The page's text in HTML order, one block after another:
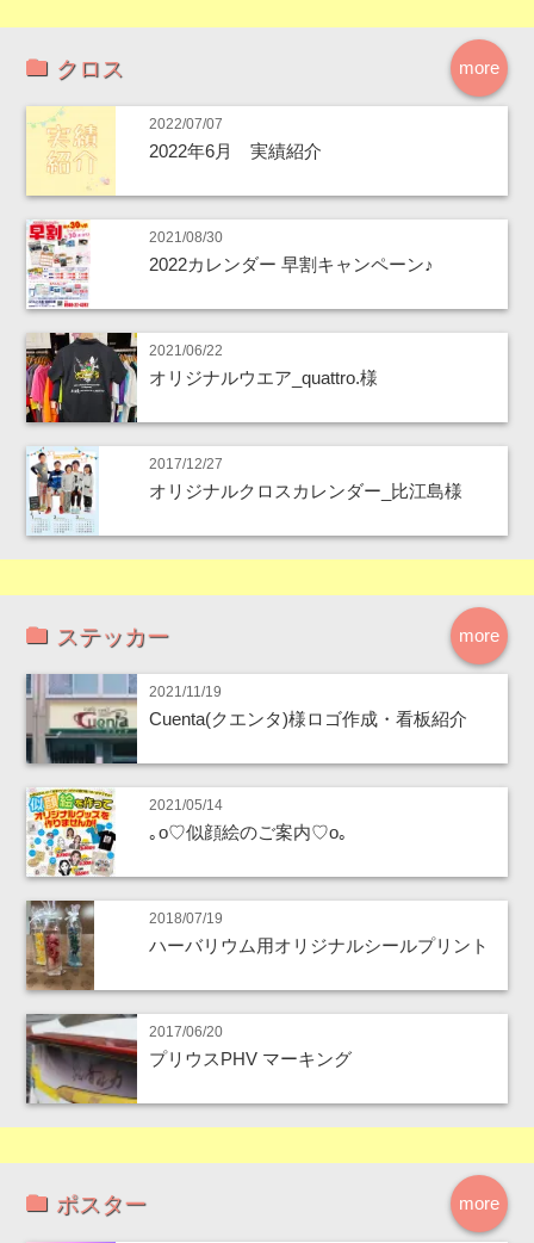
more
クロス
2022/07/07
2022年6月 実績紹介
2021/08/30
2022カレンダー 早割キャンペーン♪
2021/06/22
オリジナルウエア_quattro.様
2017/12/27
オリジナルクロスカレンダー_比江島様
more
ステッカー
2021/11/19
Cuenta(クエンタ)様ロゴ作成・看板紹介
2021/05/14
｡o♡似顔絵のご案内♡o｡
2018/07/19
ハーバリウム用オリジナルシールプリント
2017/06/20
プリウスPHV マーキング
more
ポスター